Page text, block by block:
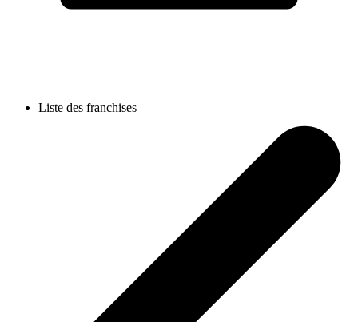
Liste des franchises